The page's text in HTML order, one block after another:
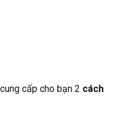
cấp cho bạn 2 cách